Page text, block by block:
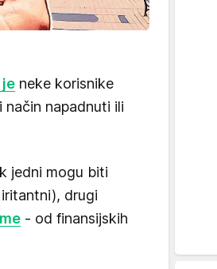
je neke korisnike
način napadnuti ili
jedni mogu biti
drugi
- od finansijskih